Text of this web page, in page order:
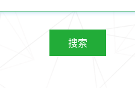
搜索